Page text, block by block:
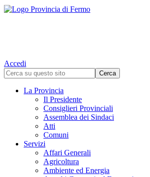
Accedi
La Provincia
Il Presidente
Consiglieri Provinciali
Assemblea dei Sindaci
Atti
Comuni
Servizi
Affari Generali
Agricoltura
Ambiente ed Energia